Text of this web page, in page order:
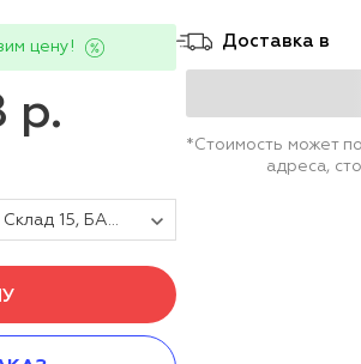
цену!
р.
Переход на Mobile SMARTS: Склад 15, БАЗОВЫЙ с МДЛП для конфигурации на базе «1С:Предприятия 8»
Доставка в
*Стоимость может
адреса,